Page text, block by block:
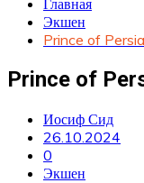
Главная
Экшен
Prince of
Prince of
Иосиф Сид
26.10.2024
0
Экшен